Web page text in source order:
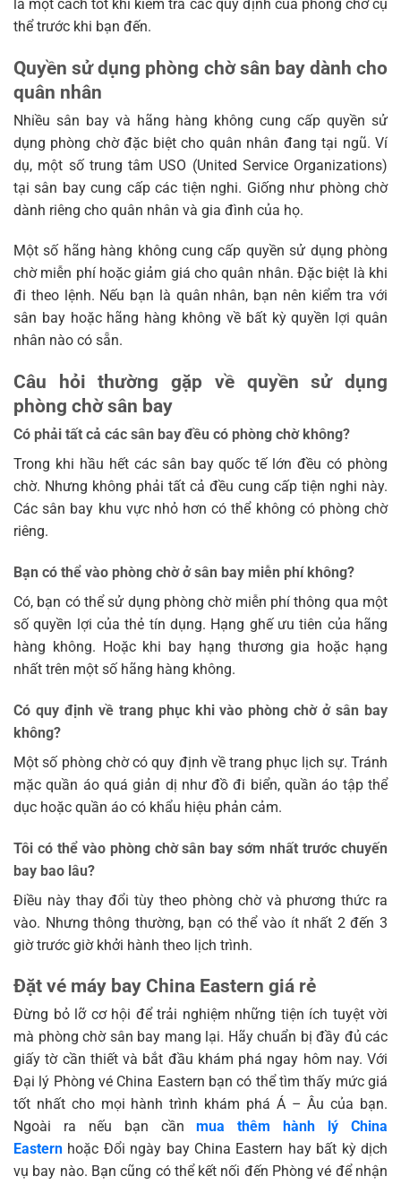
là một cách tốt khi kiểm tra các quy định của phòng chờ cụ
thể trước khi bạn đến.
Quyền sử dụng phòng chờ sân bay dành cho
quân nhân
Nhiều sân bay và hãng hàng không cung cấp quyền sử
dụng phòng chờ đặc biệt cho quân nhân đang tại ngũ. Ví
dụ, một số trung tâm USO (United Service Organizations)
tại sân bay cung cấp các tiện nghi. Giống như phòng chờ
dành riêng cho quân nhân và gia đình của họ.
Một số hãng hàng không cung cấp quyền sử dụng phòng
chờ miễn phí hoặc giảm giá cho quân nhân. Đặc biệt là khi
đi theo lệnh. Nếu bạn là quân nhân, bạn nên kiểm tra với
sân bay hoặc hãng hàng không về bất kỳ quyền lợi quân
nhân nào có sẵn.
Câu hỏi thường gặp về quyền sử dụng
phòng chờ sân bay
Có phải tất cả các sân bay đều có phòng chờ không?
Trong khi hầu hết các sân bay quốc tế lớn đều có phòng
chờ. Nhưng không phải tất cả đều cung cấp tiện nghi này.
Các sân bay khu vực nhỏ hơn có thể không có phòng chờ
riêng.
Bạn có thể vào phòng chờ ở sân bay miễn phí không?
Có, bạn có thể sử dụng phòng chờ miễn phí thông qua một
số quyền lợi của thẻ tín dụng. Hạng ghế ưu tiên của hãng
hàng không. Hoặc khi bay hạng thương gia hoặc hạng
nhất trên một số hãng hàng không.
Có quy định về trang phục khi vào phòng chờ ở sân bay
không?
Một số phòng chờ có quy định về trang phục lịch sự. Tránh
mặc quần áo quá giản dị như đồ đi biển, quần áo tập thể
dục hoặc quần áo có khẩu hiệu phản cảm.
Tôi có thể vào phòng chờ sân bay sớm nhất trước chuyến
bay bao lâu?
Điều này thay đổi tùy theo phòng chờ và phương thức ra
vào. Nhưng thông thường, bạn có thể vào ít nhất 2 đến 3
giờ trước giờ khởi hành theo lịch trình.
Đặt vé máy bay China Eastern giá rẻ
Đừng bỏ lỡ cơ hội để trải nghiệm những tiện ích tuyệt vời
mà phòng chờ sân bay mang lại. Hãy chuẩn bị đầy đủ các
giấy tờ cần thiết và bắt đầu khám phá ngay hôm nay. Với
Đại lý Phòng vé China Eastern bạn có thể tìm thấy mức giá
tốt nhất cho mọi hành trình khám phá Á – Âu của bạn.
Ngoài ra nếu bạn cầnmua thêm hành lý China
Eastern hoặc Đổi ngày bay China Eastern hay bất kỳ dịch
vụ bay nào. Bạn cũng có thể kết nối đến Phòng vé để nhận